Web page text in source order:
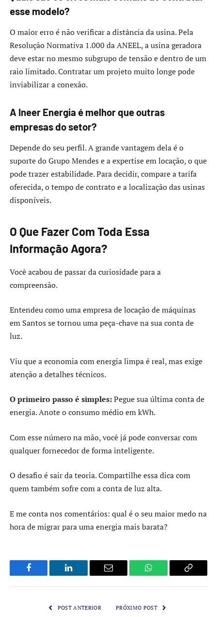
esse modelo?
O maior erro é não verificar a distância da usina. Pela
Resolução Normativa 1.000 da ANEEL, a usina geradora
deve estar no mesmo subgrupo de tensão e dentro de um
raio limitado. Contratar um projeto muito longe pode
inviabilizar a conexão.
A Ineer Energia é melhor que outras
empresas do setor?
Depende do seu perfil. A grande vantagem dela é o
suporte do Grupo Mendes e a expertise em locação, o que
pode trazer estabilidade. Para decidir, compare a tarifa
oferecida, o tempo de contrato e a localização das usinas
disponíveis.
O Que Fazer Com Toda Essa
Informação Agora?
Você acabou de passar da curiosidade para a
compreensão.
Entendeu como uma empresa de locação de máquinas
em Santos se tornou uma peça-chave na sua conta de
luz.
Viu que a economia com energia limpa é real, mas exige
atenção a detalhes técnicos.
O primeiro passo é simples:Pegue sua última conta de
energia. Anote o consumo médio em kWh.
Com esse número na mão, você já pode conversar com
qualquer fornecedor de forma inteligente.
O desafio é sair da teoria. Compartilhe essa dica com
quem também sofre com a conta de luz alta.
E me conta nos comentários: qual é o seu maior medo na
hora de migrar para uma energia mais barata?
Facebook LinkedIn Email WhatsApp Copy
POST ANTERIOR PRÓXIMO POST